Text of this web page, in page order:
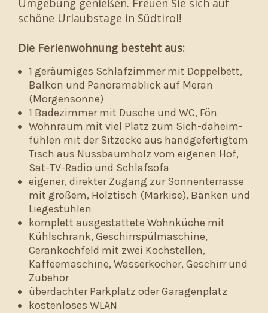
Umgebung genießen. Freuen Sie sich auf
schöne Urlaubstage in Südtirol!
Die Ferienwohnung besteht aus:
1 geräumiges Schlafzimmer mit Doppelbett,
Balkon und Panoramablick auf Meran
(Morgensonne)
1 Badezimmer mit Dusche und WC, Fön
Wohnraum mit viel Platz zum Sich-daheim-
fühlen mit der Sitzecke aus handgefertigtem
Tisch aus Nussbaumholz vom eigenen Hof,
Sat-TV-Radio und Schlafsofa
eigener, direkter Zugang zur Sonnenterrasse
mit großem, Holztisch (Markise), Bänken und
Liegestühlen
komplett ausgestattete Wohnküche mit
Kühlschrank, Geschirrspülmaschine,
Cerankochfeld mit zwei Kochstellen,
Kaffeemaschine, Wasserkocher, Geschirr und
Zubehör
überdachter Parkplatz oder Garagenplatz
kostenloses WLAN